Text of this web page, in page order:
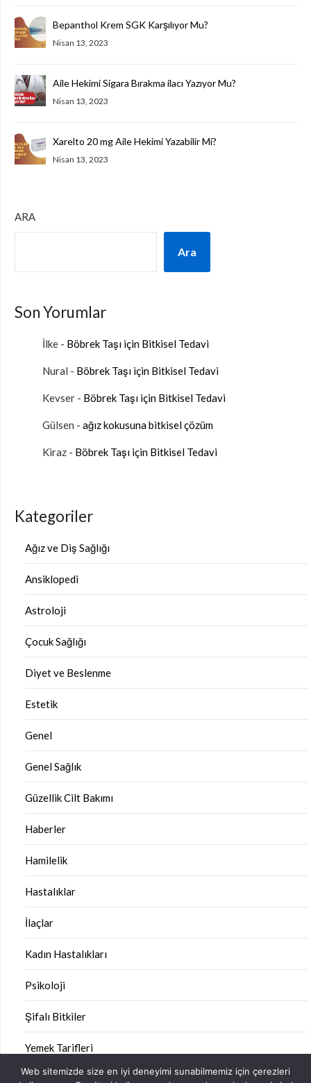
Bepanthol Krem SGK Karşılıyor Mu?
Nisan 13, 2023
Aile Hekimi Sigara Bırakma ilacı Yazıyor Mu?
Nisan 13, 2023
Xarelto 20 mg Aile Hekimi Yazabilir Mi?
Nisan 13, 2023
ARA
Ara
Son Yorumlar
İlke - Böbrek Taşı için Bitkisel Tedavi
Nural - Böbrek Taşı için Bitkisel Tedavi
Kevser - Böbrek Taşı için Bitkisel Tedavi
Gülsen - ağız kokusuna bitkisel çözüm
Kiraz - Böbrek Taşı için Bitkisel Tedavi
Kategoriler
Ağız ve Diş Sağlığı
Ansiklopedi
Astroloji
Çocuk Sağlığı
Diyet ve Beslenme
Estetik
Genel
Genel Sağlık
Güzellik Cilt Bakımı
Haberler
Hamilelik
Hastalıklar
İlaçlar
Kadın Hastalıkları
Psikoloji
Şifalı Bitkiler
Yemek Tarifleri
Web sitemizde size en iyi deneyimi sunabilmemiz için çerezleri